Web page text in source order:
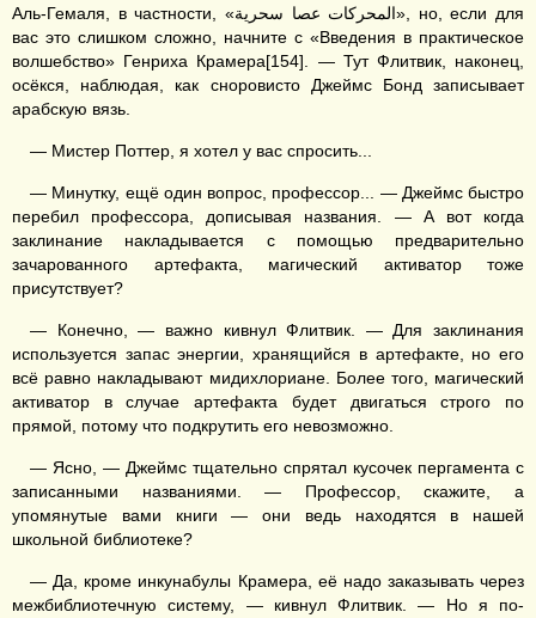
Аль-Гемаля, в частности, «المحركات عصا سحرية», но, если для
вас это слишком сложно, начните с «Введения в практическое
волшебство» Генриха Крамера[154]. — Тут Флитвик, наконец,
осёкся, наблюдая, как сноровисто Джеймс Бонд записывает
арабскую вязь.
— Мистер Поттер, я хотел у вас спросить...
— Минутку, ещё один вопрос, профессор... — Джеймс быстро
перебил профессора, дописывая названия. — А вот когда
заклинание накладывается с помощью предварительно
зачарованного артефакта, магический активатор тоже
присутствует?
— Конечно, — важно кивнул Флитвик. — Для заклинания
используется запас энергии, хранящийся в артефакте, но его
всё равно накладывают мидихлориане. Более того, магический
активатор в случае артефакта будет двигаться строго по
прямой, потому что подкрутить его невозможно.
— Ясно, — Джеймс тщательно спрятал кусочек пергамента с
записанными названиями. — Профессор, скажите, а
упомянутые вами книги — они ведь находятся в нашей
школьной библиотеке?
— Да, кроме инкунабулы Крамера, её надо заказывать через
межбиблиотечную систему, — кивнул Флитвик. — Но я по-